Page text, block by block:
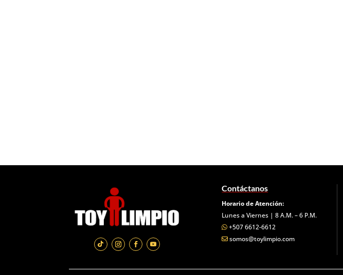
Contáctanos
Horario de Atención:
Lunes a Viernes | 8 A.M. – 6 P.M.
+507 6612-6612
somos@toylimpio.com